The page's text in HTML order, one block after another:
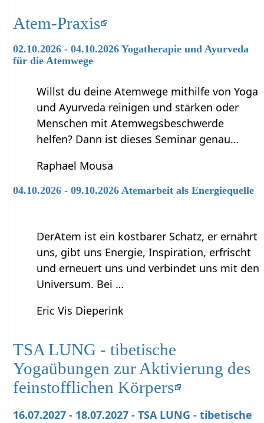
Atem-Praxis
02.10.2026 - 04.10.2026 Yogatherapie und Ayurveda
für die Atemwege
Willst du deine Atemwege mithilfe von Yoga
und Ayurveda reinigen und stärken oder
Menschen mit Atemwegsbeschwerde
helfen? Dann ist dieses Seminar genau…
Raphael Mousa
04.10.2026 - 09.10.2026 Atemarbeit als Energiequelle
DerAtem ist ein kostbarer Schatz, er ernährt
uns, gibt uns Energie, Inspiration, erfrischt
und erneuert uns und verbindet uns mit den
Universum. Bei …
Eric Vis Dieperink
TSA LUNG - tibetische
Yogaübungen zur Aktivierung des
feinstofflichen Körpers
16.07.2027 - 18.07.2027 - TSA LUNG - tibetische